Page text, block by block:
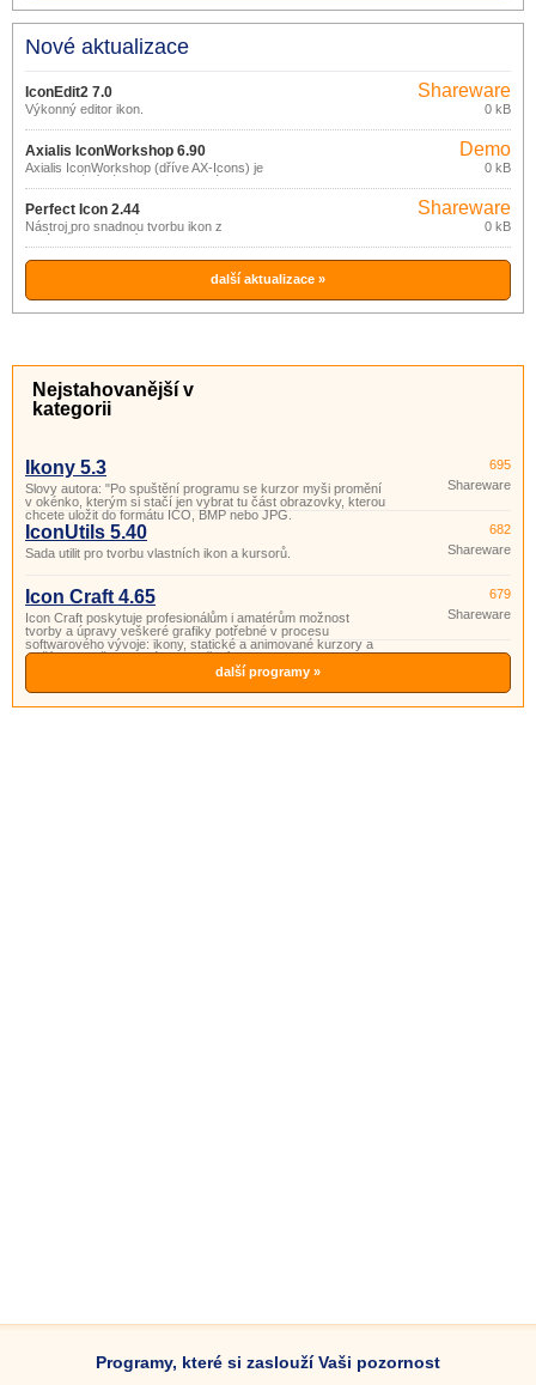
Nové aktualizace
IconEdit2 7.0
Výkonný editor ikon.
Shareware
0 kB
Axialis IconWorkshop 6.90
Axialis IconWorkshop (dříve AX-Icons) je
profesionální nástroj pro tvorbu, úpravu,
distribuci a správu ikon.
Demo
0 kB
Perfect Icon 2.44
Nástroj pro snadnou tvorbu ikon z
obrázků a fotografií.
Shareware
0 kB
další aktualizace »
Nejstahovanější v
kategorii
Ikony 5.3
Slovy autora: "Po spuštění programu se kurzor myši promění
v okénko, kterým si stačí jen vybrat tu část obrazovky, kterou
chcete uložit do formátu ICO, BMP nebo JPG.
695
Shareware
IconUtils 5.40
Sada utilit pro tvorbu vlastních ikon a kursorů.
682
Shareware
Icon Craft 4.65
Icon Craft poskytuje profesionálům i amatérům možnost
tvorby a úpravy veškeré grafiky potřebné v procesu
softwarového vývoje: ikony, statické a animované kurzory a
další prvky uživatelského prostředí.
679
Shareware
další programy »
Programy, které si zaslouží Vaši pozornost